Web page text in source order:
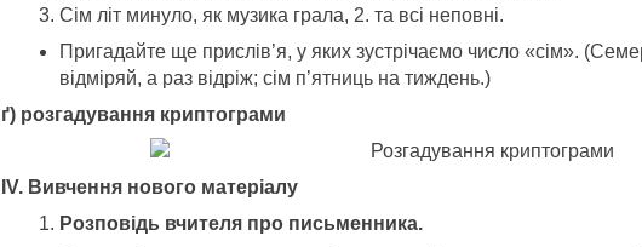
Сім літ минуло, як музика грала, 2. та всі неповні.
Пригадайте ще прислів’я, у яких зустрічаємо число «сім».
відміряй, а раз відріж; сім п’ятниць на тиждень.)
ґ) розгадування криптограми
ІV. Вивчення нового матеріалу
Розповідь вчителя про письменника.